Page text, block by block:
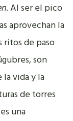
. Al ser el pico
aprovechan la
ritos de paso
son
vida y la
de torres
una